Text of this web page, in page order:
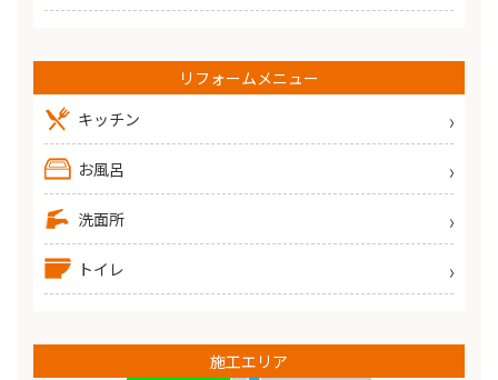
リフォームメニュー
キッチン
お風呂
洗面所
トイレ
施工エリア